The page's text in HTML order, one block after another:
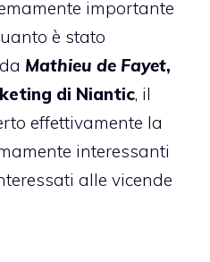
importante
è stato
Mathieu de Fayet,
di Niantic, il
effettivamente la
interessanti
alle vicende